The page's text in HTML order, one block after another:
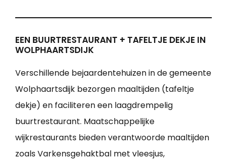
EEN BUURTRESTAURANT + TAFELTJE DEKJE IN
WOLPHAARTSDIJK
Verschillende bejaardentehuizen in de gemeente
Wolphaartsdijk bezorgen maaltijden (tafeltje
dekje) en faciliteren een laagdrempelig
buurtrestaurant. Maatschappelijke
wijkrestaurants bieden verantwoorde maaltijden
zoals Varkensgehaktbal met vleesjus,